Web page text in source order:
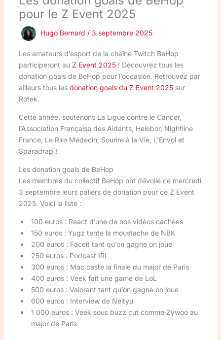
pour le Z Event 2025
Hugo Bernard / 3 septembre 2025
Les amateurs d’esport de la chaîne Twitch BeHop
participeront au Z Event 2025! Découvrez tous les
donation goals de BeHop pour l’occasion. Retrouvez par
ailleurs tous les donation goals du Z Event 2025sur
Rotek.
Cette année, soutenons La Ligue contre le Cancer,
l’Association Française des Aidants, Helebor, Nightline
France, Le Rire Médecin, Sourire à la Vie, L’Envol et
Sparadrap !
Les donation goals de BeHop
Les membres du collectif BeHop ont dévoilé ce mercredi
3 septembre leurs paliers de donation pour ce Z Event
2025. Voici la liste :
100 euros : React d’une de nos vidéos cachées
150 euros : Yugz tente la moustache de NBK
200 euros : Faceit tant qu’on gagne on joue
250 euros : Podcast IRL
300 euros : Mac caste la finale du major de Paris
400 euros : Veek fait une game de LoL
500 euros : Valorant tant qu’on gagne on joue
600 euros : Interview de Neityu
1 000 euros : Veek sous buzz cut comme Zywoo au
major de Paris